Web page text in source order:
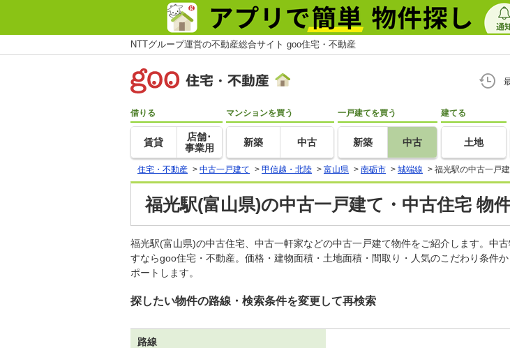
NTTグループ運営の不動産総合サイト goo住宅・不動産
借りる
賃貸
店舗･
事業用
マンションを買う
新築 中古
一戸建てを買う
新築 中古
建てる
土地
住宅・不動産 > 中古一戸建て > 甲信越・北陸 > 富山県 > 南砺市 > 城端線 > 福光駅の中古一戸
福光駅(富山県)の中古一戸建て・中古住宅 物
福光駅(富山県)の中古住宅、中古一軒家などの中古一戸建て物件をご紹介します。中
すならgoo住宅・不動産。価格・建物面積・土地面積・間取り・人気のこだわり条件
ポートします。
探したい物件の路線・検索条件を変更して再検索
路線